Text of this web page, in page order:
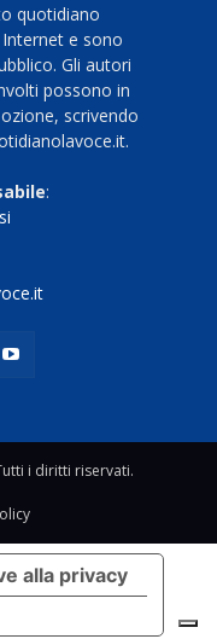
quotidiano
e sono
Gli autori
possono in
scrivendo
:
i diritti riservati.
alla privacy